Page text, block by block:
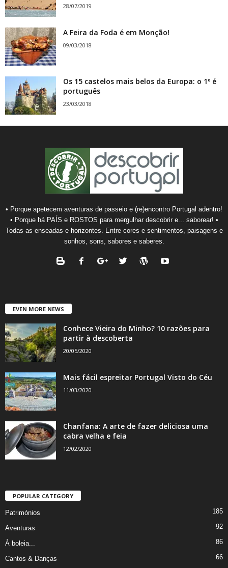
28/07/2019
A Feira da Foda é em Monção!
09/03/2018
Os 15 castelos mais belos da Europa: o 1º é
português
23/03/2018
• Porque apetecem aventuras de passeio e (re)encontro Portugal adentro!
• Porque há PAÍS e ROSTOS para mergulhar descobrir e... saborear! •
Todas as enseadas e horizontes. Entre cores e sentimentos, paisagens e
sonhos, sons, sabores e saberes.
EVEN MORE NEWS
Conhece Vieira do Minho? 10 razões para
partir à descoberta
20/05/2020
Mais fácil espreitar Portugal Visto do Céu
11/03/2020
Chanfana: A arte de fazer deliciosa uma
cabra velha e feia
12/02/2020
POPULAR CATEGORY
Patrimónios 185
Aventuras 92
À boleia... 86
Cantos & Danças 66